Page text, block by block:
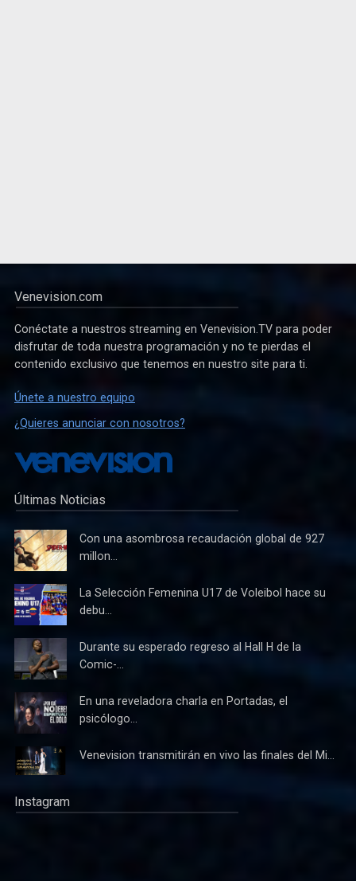
Venevision.com
Conéctate a nuestros streaming en Venevision.TV para poder
disfrutar de toda nuestra programación y no te pierdas el
contenido exclusivo que tenemos en nuestro site para ti.
Únete a nuestro equipo
¿Quieres anunciar con nosotros?
Últimas Noticias
Con una asombrosa recaudación global de 927
millon...
La Selección Femenina U17 de Voleibol hace su
debu...
Durante su esperado regreso al Hall H de la
Comic-...
En una reveladora charla en Portadas, el
psicólogo...
Venevision transmitirán en vivo las finales del Mi...
Instagram